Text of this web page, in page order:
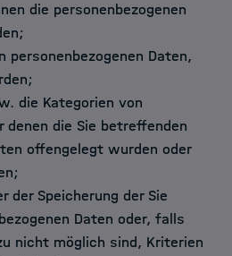
die personenbezogenen
Daten,
die Kategorien von
denen die Sie betreffenden
offengelegt wurden oder
Speicherung der Sie
Daten oder, falls
nicht möglich sind, Kriterien